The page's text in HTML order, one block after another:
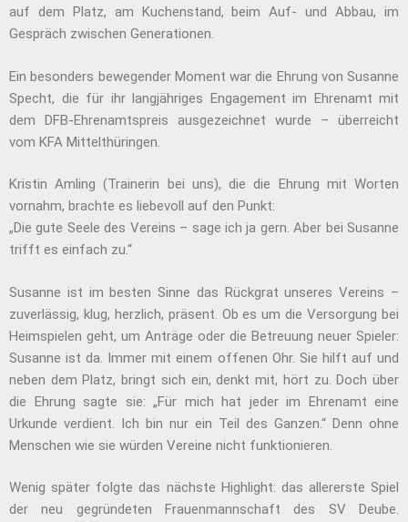
auf dem Platz, am Kuchenstand, beim Auf- und Abbau, im
Gespräch zwischen Generationen.
Ein besonders bewegender Moment war die Ehrung von Susanne
Specht, die für ihr langjähriges Engagement im Ehrenamt mit
dem DFB-Ehrenamtspreis ausgezeichnet wurde – überreicht
vom KFA Mittelthüringen.
Kristin Amling (Trainerin bei uns), die die Ehrung mit Worten
vornahm, brachte es liebevoll auf den Punkt:
„Die gute Seele des Vereins – sage ich ja gern. Aber bei Susanne
trifft es einfach zu.“
Susanne ist im besten Sinne das Rückgrat unseres Vereins –
zuverlässig, klug, herzlich, präsent. Ob es um die Versorgung bei
Heimspielen geht, um Anträge oder die Betreuung neuer Spieler:
Susanne ist da. Immer mit einem offenen Ohr. Sie hilft auf und
neben dem Platz, bringt sich ein, denkt mit, hört zu. Doch über
die Ehrung sagte sie: „Für mich hat jeder im Ehrenamt eine
Urkunde verdient. Ich bin nur ein Teil des Ganzen.“ Denn ohne
Menschen wie sie würden Vereine nicht funktionieren.
Wenig später folgte das nächste Highlight: das allererste Spiel
der neu gegründeten Frauenmannschaft des SV Deube.